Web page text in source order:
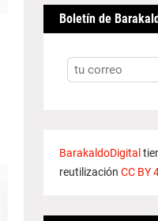
Boletín de
BarakaldoDigital
reutilización CC BY